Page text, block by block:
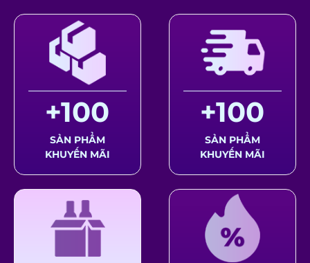
+100
SẢN PHẨM
KHUYẾN MÃI
+100
SẢN PHẨM
KHUYẾN MÃI